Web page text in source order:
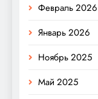
Февраль 2026
Январь 2026
Ноябрь 2025
Май 2025